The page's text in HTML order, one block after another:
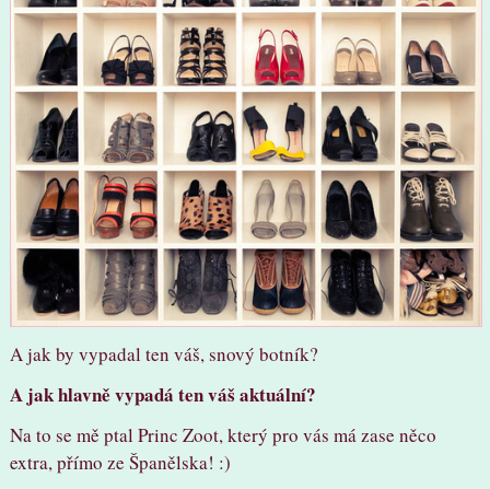
A jak by vypadal ten váš, snový botník?
A jak hlavně vypadá ten váš aktuální?
Na to se mě ptal Princ Zoot, který pro vás má zase něco
extra, přímo ze Španělska! :)